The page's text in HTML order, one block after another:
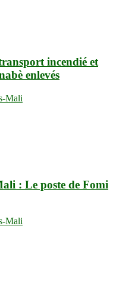
incendié et
enlevés
Mali
: Le poste de Fomi
Mali